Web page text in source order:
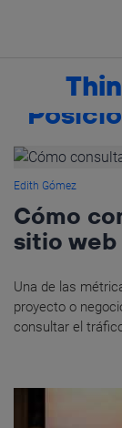
Edith Gómez
Cómo
sitio
Una de las
proyecto o
consultar el